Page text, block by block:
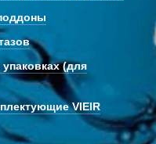
(для
VIEIR